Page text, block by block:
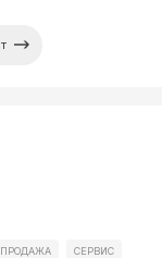
ПРОДАЖА СЕРВИС